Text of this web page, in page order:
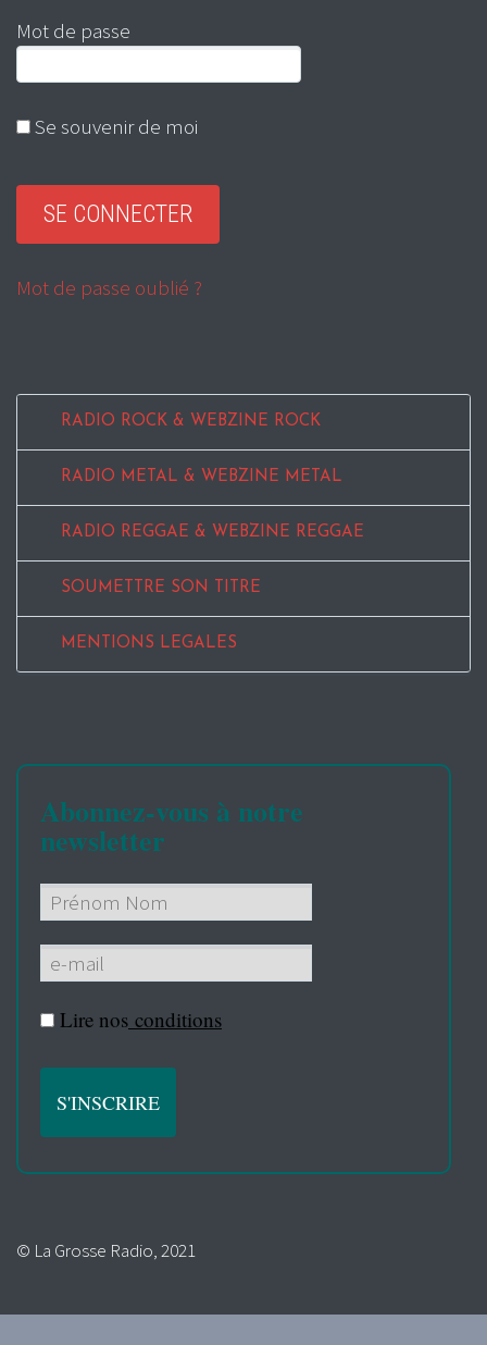
Mot de passe
Se souvenir de moi
Mot de passe oublié ?
RADIO ROCK & WEBZINE ROCK
RADIO METAL & WEBZINE METAL
RADIO REGGAE & WEBZINE REGGAE
SOUMETTRE SON TITRE
MENTIONS LEGALES
Abonnez-vous à notre
newsletter
Lire nos conditions
© La Grosse Radio, 2021